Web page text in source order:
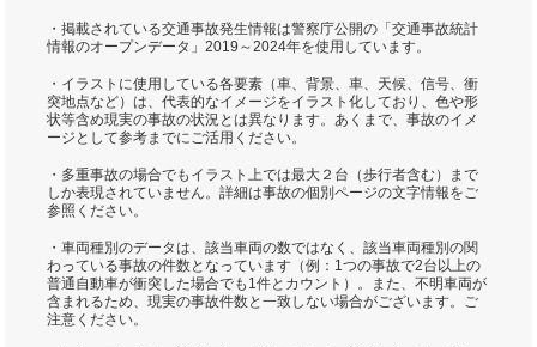
・掲載されている交通事故発生情報は警察庁公開の「交通事故統計
情報のオープンデータ」2019～2024年を使用しています。
・イラストに使用している各要素（車、背景、車、天候、信号、衝
突地点など）は、代表的なイメージをイラスト化しており、色や形
状等含め現実の事故の状況とは異なります。あくまで、事故のイメ
ージとして参考までにご活用ください。
・多重事故の場合でもイラスト上では最大２台（歩行者含む）まで
しか表現されていません。詳細は事故の個別ページの文字情報をご
参照ください。
・車両種別のデータは、該当車両の数ではなく、該当車両種別の関
わっている事故の件数となっています（例：1つの事故で2台以上の
普通自動車が衝突した場合でも1件とカウント）。また、不明車両が
含まれるため、現実の事故件数と一致しない場合がございます。ご
注意ください。